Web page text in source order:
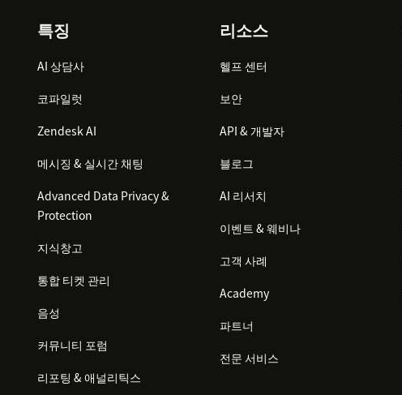
특징
AI 상담사
코파일럿
Zendesk AI
메시징 & 실시간 채팅
Advanced Data Privacy &
Protection
지식창고
통합 티켓 관리
음성
커뮤니티 포럼
리포팅 & 애널리틱스
리소스
헬프 센터
보안
API & 개발자
블로그
AI 리서치
이벤트 & 웨비나
고객 사례
Academy
파트너
전문 서비스